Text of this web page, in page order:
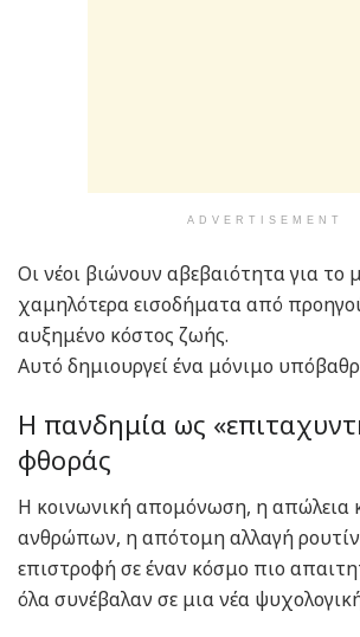
ADVERTISEMENT
Οι νέοι βιώνουν αβεβαιότητα για το
χαμηλότερα εισοδήματα από
αυξημένο κόστος ζωής.
Αυτό δημιουργεί ένα μόνιμο
Η πανδημία ως
φθοράς
Η κοινωνική απομόνωση, η απώλεια
ανθρώπων, η απότομη αλλαγή
επιστροφή σε έναν κόσμο πιο
όλα συνέβαλαν σε μια νέα